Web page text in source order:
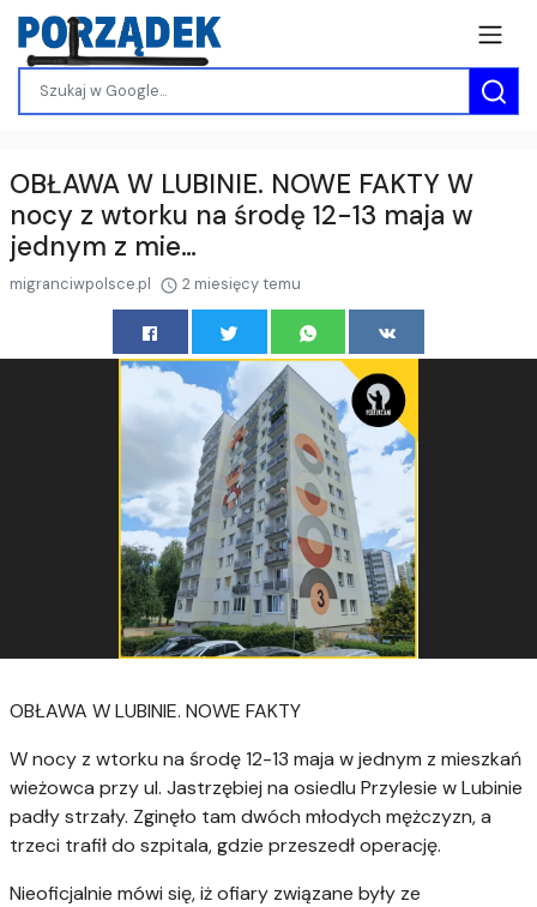
OBŁAWA W LUBINIE. NOWE FAKTY W
nocy z wtorku na środę 12-13 maja w
jednym z mie…
migranciwpolsce.pl 2 miesięcy temu
OBŁAWA W LUBINIE. NOWE FAKTY
W nocy z wtorku na środę 12-13 maja w jednym z mieszkań
wieżowca przy ul. Jastrzębiej na osiedlu Przylesie w Lubinie
padły strzały. Zginęło tam dwóch młodych mężczyzn, a
trzeci trafił do szpitala, gdzie przeszedł operację.
Nieoficjalnie mówi się, iż ofiary związane były ze